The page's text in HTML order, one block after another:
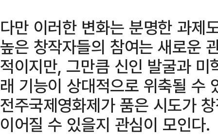
다만 이러한 변화는 분명한 과제
높은 창작자들의 참여는 새로운
적이지만, 그만큼 신인 발굴과
래 기능이 상대적으로 위축될 수
전주국제영화제가 품은 시도가
이어질 수 있을지 관심이 모인다.